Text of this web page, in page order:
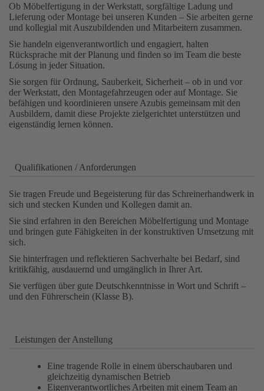
Ob Möbelfertigung in der Werkstatt, sorgfältige Ladung und
Lieferung oder Montage bei unseren Kunden – Sie arbeiten gerne
und kollegial mit Auszubildenden und Mitarbeitern zusammen.
Sie handeln eigenverantwortlich und engagiert, halten
Rücksprache mit der Planung und finden so im Team die beste
Lösung in jeder Situation.
Sie sorgen für Ordnung, Sauberkeit, Sicherheit – ob in und vor
der Werkstatt, den Montagefahrzeugen oder auf Montage. Sie
befähigen und koordinieren unsere Azubis gemeinsam mit den
Ausbildern, damit diese Projekte zielgerichtet unterstützen und
eigenständig lernen können.
Qualifikationen / Anforderungen
Sie tragen Freude und Begeisterung für das Schreinerhandwerk in
sich und stecken Kunden und Kollegen damit an.
Sie sind erfahren in den Bereichen Möbelfertigung und Montage
und bringen gute Fähigkeiten in der konstruktiven Umsetzung mit
sich.
Sie hinterfragen und reflektieren Sachverhalte bei Bedarf, sind
kritikfähig, ausdauernd und umgänglich in Ihrer Art.
Sie verfügen über gute Deutschkenntnisse in Wort und Schrift –
und den Führerschein (Klasse B).
Leistungen der Anstellung
Eine tragende Rolle in einem überschaubaren und
gleichzeitig dynamischen Betrieb
Eigenverantwortliches Arbeiten mit einem Team an